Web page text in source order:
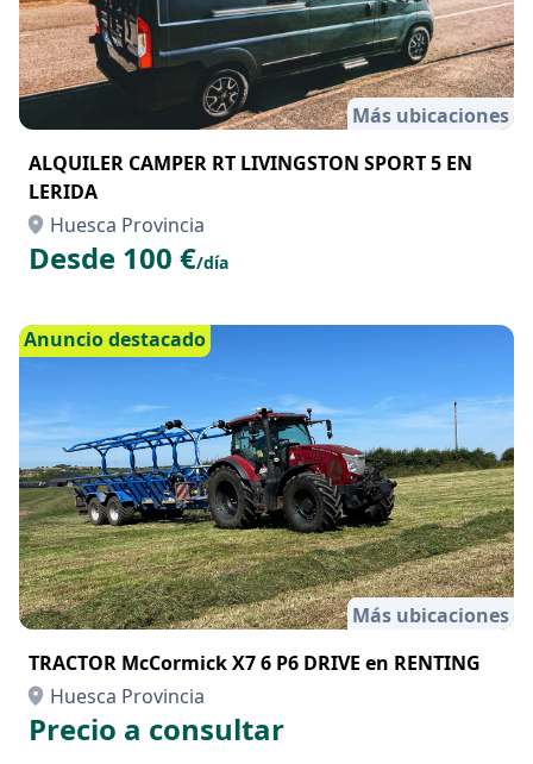
Más ubicaciones
ALQUILER CAMPER RT LIVINGSTON SPORT 5 EN
LERIDA
Huesca Provincia
Desde 100 €/día
Anuncio destacado
Más ubicaciones
TRACTOR McCormick X7 6 P6 DRIVE en RENTING
Huesca Provincia
Precio a consultar